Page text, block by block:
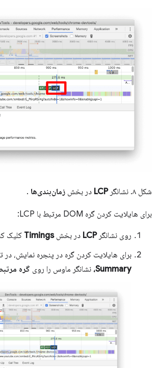
شکل ۸. نشانگر LCP در بخش زمان‌بندی‌ها .
برای هایلایت کردن گره DOM مرتبط با LCP:
روی نشانگرLCP در بخشTimings کلیک
برای هایلایت کردن گره در پنجره نمایش، در
Summary، نشانگر ماوس را روی گره